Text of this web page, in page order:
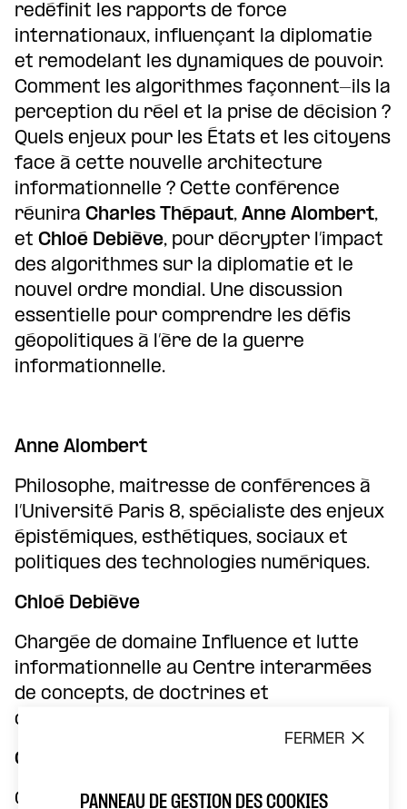
redéfinit les rapports de force
internationaux, influençant la diplomatie
et remodelant les dynamiques de pouvoir.
Comment les algorithmes façonnent-ils la
perception du réel et la prise de décision ?
Quels enjeux pour les États et les citoyens
face à cette nouvelle architecture
informationnelle ? Cette conférence
réunira Charles Thépaut, Anne Alombert,
et Chloé Debiève, pour décrypter l’impact
des algorithmes sur la diplomatie et le
nouvel ordre mondial. Une discussion
essentielle pour comprendre les défis
géopolitiques à l’ère de la guerre
informationnelle.
Anne Alombert
Philosophe, maitresse de conférences à
l’Université Paris 8, spécialiste des enjeux
épistémiques, esthétiques, sociaux et
politiques des technologies numériques.
Chloé Debiève
Chargée de domaine Influence et lutte
informationnelle au Centre interarmées
de concepts, de doctrines et
d’expérimentations (CICDE-EMA).
Charles Thépaut
Charles Thépaut est le sous-directeur à
FERMER
PANNEAU DE GESTION DES COOKIES